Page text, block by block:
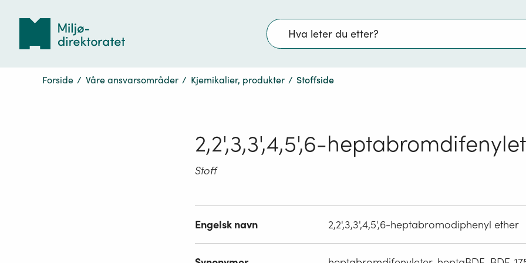
Søk
Forside / Våre ansvarsområder / Kjemikalier, produkter / Stoffside
2,2',3,3',4,5',6-
Stoff
Engelsk navn 2,2',3,3',4,5',6-heptabromodiphenyl ether